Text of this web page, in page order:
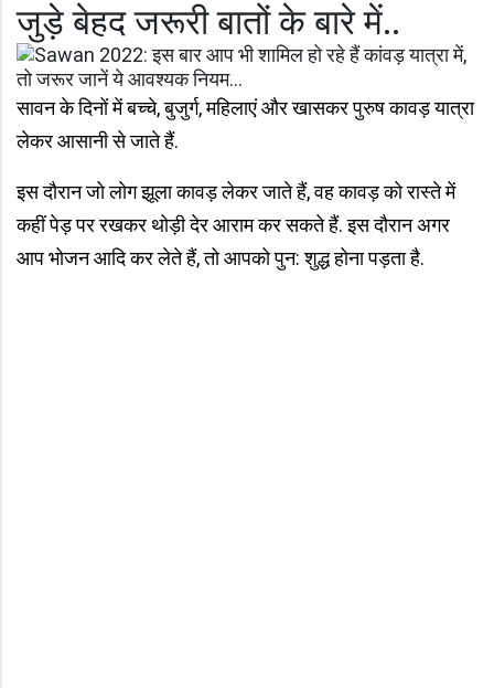
जुड़े बेहद जरूरी बातों के बारे में..
सावन के दिनों में बच्चे, बुजुर्ग, महिलाएं और खासकर पुरुष कावड़ यात्रा
लेकर आसानी से जाते हैं.
इस दौरान जो लोग झूला कावड़ लेकर जाते हैं, वह कावड़ को रास्ते में
कहीं पेड़ पर रखकर थोड़ी देर आराम कर सकते हैं. इस दौरान अगर
आप भोजन आदि कर लेते हैं, तो आपको पुन: शुद्ध होना पड़ता है.